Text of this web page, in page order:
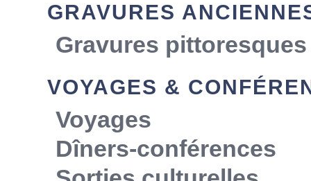
GRAVURES
Gravures pittoresques
VOYAGES &
Voyages
Dîners-conférences